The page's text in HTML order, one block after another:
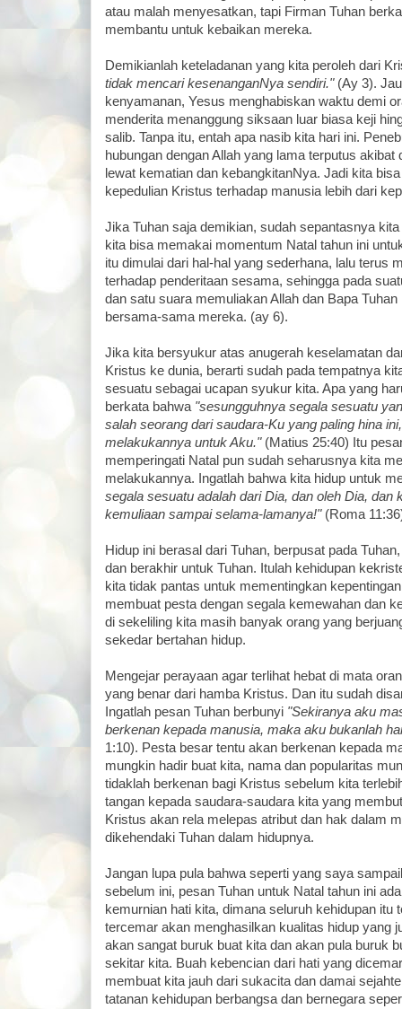
atau malah menyesatkan, tapi Firman Tuhan
membantu untuk kebaikan mereka.
Demikianlah keteladanan yang kita peroleh dari
tidak mencari kesenanganNya sendiri."(Ay 3).
kenyamanan, Yesus menghabiskan waktu demi
menderita menanggung siksaan luar biasa keji
salib. Tanpa itu, entah apa nasib kita hari ini.
hubungan dengan Allah yang lama terputus akibat
lewat kematian dan kebangkitanNya. Jadi kita
kepedulian Kristus terhadap manusia lebih dari
Jika Tuhan saja demikian, sudah sepantasnya
kita bisa memakai momentum Natal tahun ini
itu dimulai dari hal-hal yang sederhana, lalu terus
terhadap penderitaan sesama, sehingga pada
dan satu suara memuliakan Allah dan Bapa
bersama-sama mereka. (ay 6).
Jika kita bersyukur atas anugerah keselamatan
Kristus ke dunia, berarti sudah pada tempatnya
sesuatu sebagai ucapan syukur kita. Apa yang
berkata bahwa "sesungguhnya segala sesuatu
salah seorang dari saudara-Ku yang paling hina
melakukannya untuk Aku."(Matius 25:40) Itu
memperingati Natal pun sudah seharusnya kita
melakukannya. Ingatlah bahwa kita hidup untuk
segala sesuatu adalah dari Dia, dan oleh Dia, dan
kemuliaan sampai selama-lamanya!" (Roma
Hidup ini berasal dari Tuhan, berpusat pada
dan berakhir untuk Tuhan. Itulah kehidupan
kita tidak pantas untuk mementingkan
membuat pesta dengan segala kemewahan dan
di sekeliling kita masih banyak orang yang
sekedar bertahan hidup.
Mengejar perayaan agar terlihat hebat di mata
yang benar dari hamba Kristus. Dan itu sudah
Ingatlah pesan Tuhan berbunyi "Sekiranya aku
berkenan kepada manusia, maka aku bukanlah
1:10). Pesta besar tentu akan berkenan kepada
mungkin hadir buat kita, nama dan popularitas
tidaklah berkenan bagi Kristus sebelum kita
tangan kepada saudara-saudara kita yang
Kristus akan rela melepas atribut dan hak dalam
dikehendaki Tuhan dalam hidupnya.
Jangan lupa pula bahwa seperti yang saya
sebelum ini, pesan Tuhan untuk Natal tahun ini
kemurnian hati kita, dimana seluruh kehidupan itu
tercemar akan menghasilkan kualitas hidup yang
akan sangat buruk buat kita dan akan pula buruk
sekitar kita. Buah kebencian dari hati yang
membuat kita jauh dari sukacita dan damai
tatanan kehidupan berbangsa dan bernegara